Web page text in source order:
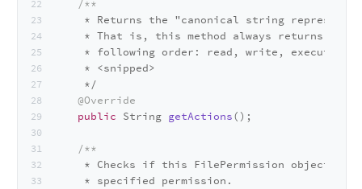
/**
* Returns the "canonical string
* That is, this method always returns
* following order: read, write, execute,
     * <snipped>
     */
@Override
public String getActions() ;
/**
* Checks if this FilePermission object
     * specified permission.